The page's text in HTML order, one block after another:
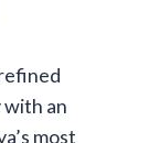
an
most